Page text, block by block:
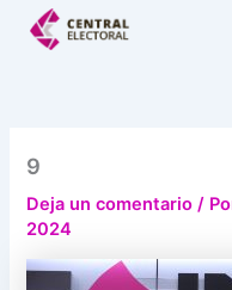
9
Deja un comentario /
2024